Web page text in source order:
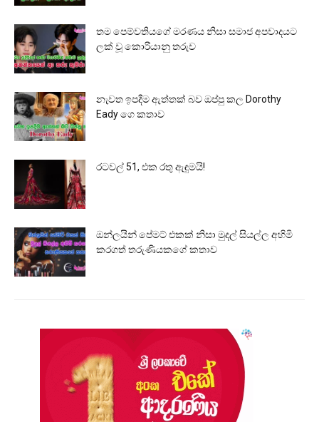
තම පෙම්වතියගේ මරණය නිසා සමාජ අපවාදයට
ලක් වූ කොරියානු තරුව
නැවත ඉපදීම ඇත්තක් බව ඔප්පු කල Dorothy
Eady ගෙ කතාව
රටවල් 51, එක රතු ඇඳුමයි!
ඔන්ලයින් පේමට් එකක් නිසා මුදල් සියල්ල අහිමි
කරගත් තරුණියකගේ කතාව